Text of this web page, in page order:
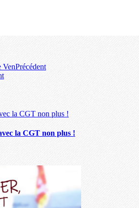
VenPrécédent
la CGT non plus !